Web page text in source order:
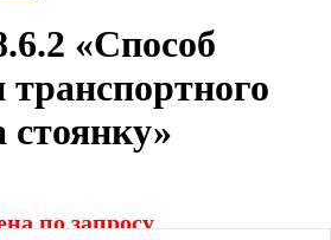
«Способ
транспортного
стоянку»
по запросу